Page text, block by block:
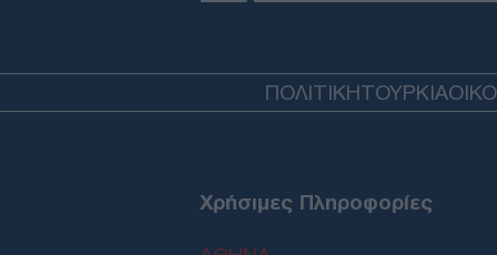
ΠΟΛΙΤΙΚΗΤΟΥΡΚΙΑ
Χρήσιμες Πληροφορίες